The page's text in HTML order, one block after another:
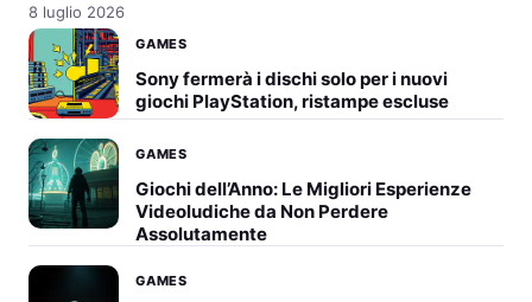
8 luglio 2026
GAMES
Sony fermerà i dischi solo per i nuovi
giochi PlayStation, ristampe escluse
GAMES
Giochi dell’Anno: Le Migliori Esperienze
Videoludiche da Non Perdere
Assolutamente
GAMES